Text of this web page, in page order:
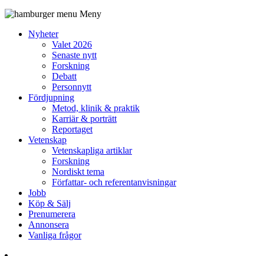
Meny
Nyheter
Valet 2026
Senaste nytt
Forskning
Debatt
Personnytt
Fördjupning
Metod, klinik & praktik
Karriär & porträtt
Reportaget
Vetenskap
Vetenskapliga artiklar
Forskning
Nordiskt tema
Författar- och referentanvisningar
Jobb
Köp & Sälj
Prenumerera
Annonsera
Vanliga frågor